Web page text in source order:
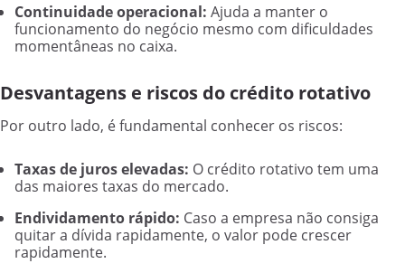
Continuidade operacional: Ajuda a manter o
funcionamento do negócio mesmo com dificuldades
momentâneas no caixa.
Desvantagens e riscos do crédito rotativo
Por outro lado, é fundamental conhecer os riscos:
Taxas de juros elevadas: O crédito rotativo tem uma
das maiores taxas do mercado.
Endividamento rápido: Caso a empresa não consiga
quitar a dívida rapidamente, o valor pode crescer
rapidamente.